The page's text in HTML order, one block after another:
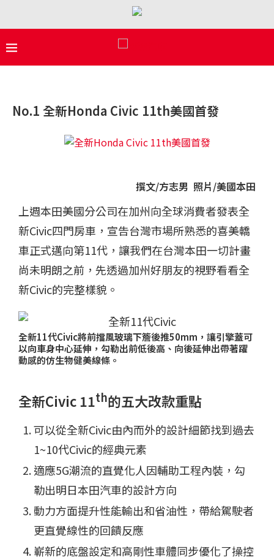
No.1 全新Honda Civic 11th美國首發
撰文/方志男 照片/美國本田
上週本田美國分公司在加州向全球消費者發表全
新Civic四門房車，宣告台灣市場所熟悉的喜美轎
車正式邁向第11代，讓我們在台灣本田一切計畫
尚未明朗之前，先透過加州好朋友的視野看看全
新Civic的完整樣貌。
全新11代Civic將前擋風玻璃下簷後推50mm，讓引擎蓋可
以向車身中心延伸，勾勒出前低後高、向後延伸出帶著躍
動感的仿生物健美線條。
全新Civic 11th的五大改款重點
可以從全新Civic由內而外的設計細節找到過去
1~10代Civic的經典元素
適應5G潮流的直覺化人因輔助工程內裝，勾
勒出明日本田汽車的設計方向
動力方面提升性能輸出和省油性，帶給駕駛者
更直覺線性的回饋反應
嶄新的底盤設定和高剛性車體同步優化了操控